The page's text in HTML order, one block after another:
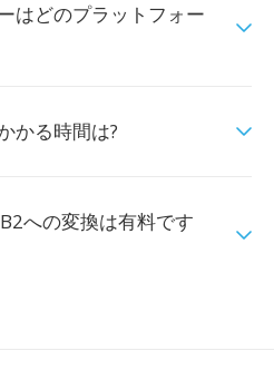
はどのプラットフォー
かる時間は?
への変換は有料です